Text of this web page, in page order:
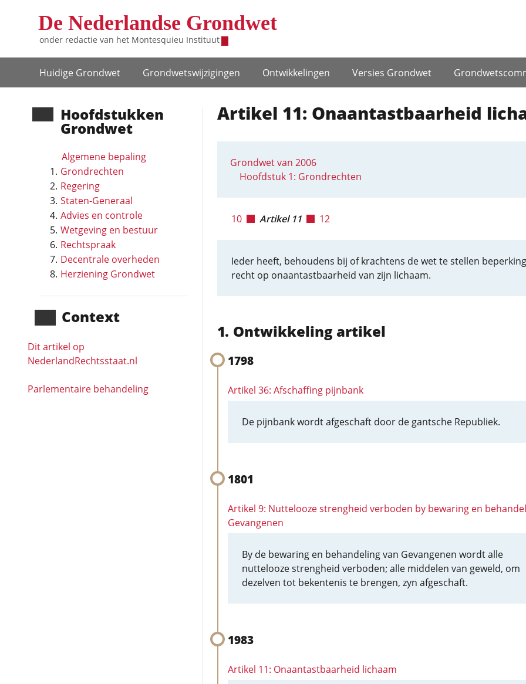
De Nederlandse Grondwet
onder redactie van het Montesquieu Instituut
Hoofdnavigatie
Huidige Grondwet Grondwets­wijzigingen Ontwikke­lingen Versies Grondwet
Hoofd­stukken
Grondwet
Algemene bepaling
Grondrechten
Regering
Staten-Generaal
Advies en controle
Wetgeving en bestuur
Rechtspraak
Decentrale overheden
Herziening Grondwet
Context
Dit artikel op
NederlandRechts­staat.nl
Parlementaire behandeling
Artikel 11: Onaantastbaarheid
Grondwet van 2006
Hoofdstuk 1: Grondrechten
10 Artikel 11 12
Ieder heeft, behoudens bij of krachtens de wet te stellen
recht op onaantastbaarheid van zijn lichaam.
Ontwikkeling artikel
1798
Artikel 36: Afschaffing pijnbank
De pijnbank wordt afgeschaft door de gantsche Republiek.
1801
Artikel 9: Nuttelooze strengheid verboden by bewaring en
Gevangenen
By de bewaring en behandeling van Gevangenen wordt alle
nuttelooze strengheid verboden; alle middelen van geweld, om
dezelven tot bekentenis te brengen, zyn afgeschaft.
1983
Artikel 11: Onaantastbaarheid lichaam